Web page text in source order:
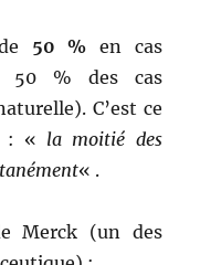
50 % en cas
50 % des cas
C’est ce
« la moitié des
« .
Merck (un des